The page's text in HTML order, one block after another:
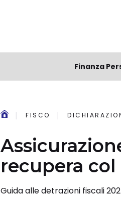
Finanza
FISCO
recupera
Guida alle detrazioni fiscali